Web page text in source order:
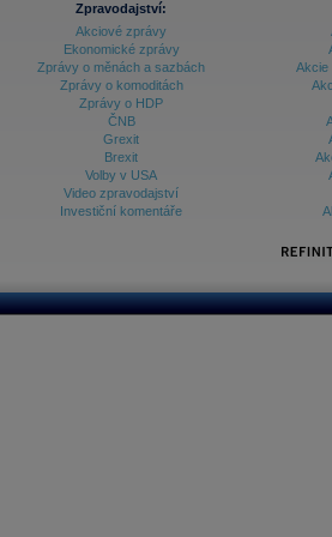
Databanka - Ekonomický růst
Databanka - Indexy
Databanka - Měnové kurzy
Databanka - Trh práce
Databanka - Úrokové sazby
Databanka - Veřejné rozpočty
Databanka akcie - Svět
Zpravodajství:
Akciové zprávy
Ekonomické zprávy
Zprávy o měnách a sazbách
Zprávy o komoditách
Zprávy o HDP
ČNB
Grexit
Brexit
Volby v USA
Video zpravodajství
Investiční komentáře
Akcie